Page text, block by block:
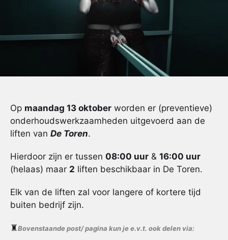
Op maandag 13 oktober worden er (preventieve)
onderhoudswerkzaamheden uitgevoerd aan de
liften van De Toren.
Hierdoor zijn er tussen 08:00 uur & 16:00 uur
(helaas) maar 2 liften beschikbaar in De Toren.
Elk van de liften zal voor langere of kortere tijd
buiten bedrijf zijn.
♜Bovenstaande post/ pagina kun je e.v.t. ook delen via: